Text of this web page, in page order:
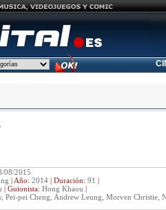
08/2015
| Año: 2014| Duración: 91 |
| Guionista: Hong Khaou |
Pei-pei Cheng, Andrew Leung, Morven Christie,